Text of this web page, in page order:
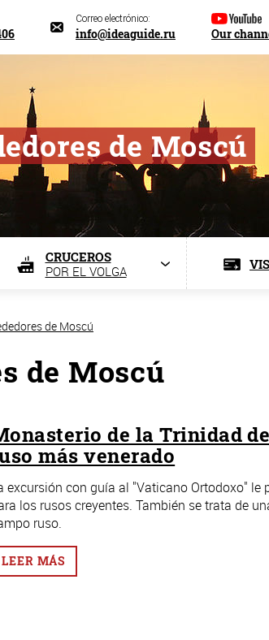
Correo electrónico:
info@ideaguide.ru Our
de Moscú
CRUCEROS
POR EL VOLGA
de Moscú
de Moscú
de la Trinidad
más venerado
excursión con guía al "Vaticano Ortodoxo"
los rusos creyentes. También se trata de
ruso.
LEER MÁS